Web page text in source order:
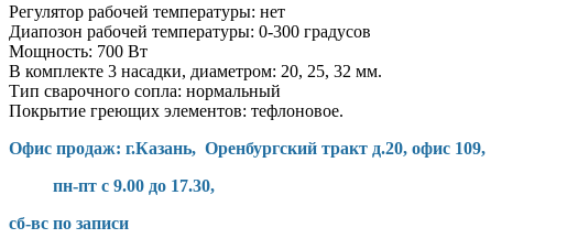
Регулятор рабочей температуры: нет
Диапозон рабочей температуры: 0-300 градусов
Мощность: 700 Вт
В комплекте 3 насадки, диаметром: 20, 25, 32 мм.
Тип сварочного сопла: нормальный
Покрытие греющих элементов: тефлоновое.
Офис продаж: г.Казань, Оренбургский тракт д.20, офис 109,
пн-пт с 9.00 до 17.30,
сб-вс по записи